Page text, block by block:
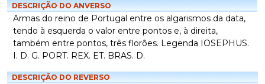
DESCRIÇÃO DO ANVERSO
Armas do reino de Portugal entre os algarismos da data,
tendo à esquerda o valor entre pontos e, à direita,
também entre pontos, três florões. Legenda IOSEPHUS.
I. D. G. PORT. REX. ET. BRAS. D.
DESCRIÇÃO DO REVERSO